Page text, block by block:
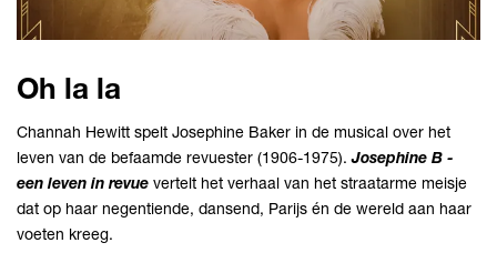
Oh la la
Channah Hewitt spelt Josephine Baker in de musical over het
leven van de befaamde revuester (1906-1975).Josephine B -
een leven in revue vertelt het verhaal van het straatarme meisje
dat op haar negentiende, dansend, Parijs én de wereld aan haar
voeten kreeg.